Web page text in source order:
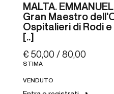
MALTA.
Gran Maestro
Ospitalieri di Rodi
[..]
€ 50,00 / 80,00
STIMA
VENDUTO